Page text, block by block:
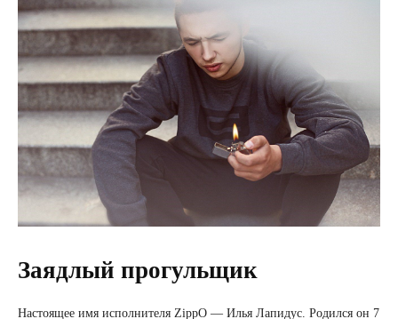
Заядлый прогульщик
Настоящее имя исполнителя ZippO — Илья Лапидус. Родился он 7